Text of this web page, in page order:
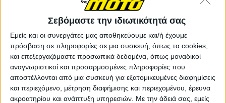
Σεβόμαστε την ιδιωτικότητά σας
Εμείς και οι συνεργάτες μας αποθηκεύουμε και/ή έχουμε
πρόσβαση σε πληροφορίες σε μια συσκευή, όπως τα cookies,
και επεξεργαζόμαστε προσωπικά δεδομένα, όπως μοναδικοί
αναγνωριστικοί και προσαρμοσμένες πληροφορίες που
αποστέλλονται από μια συσκευή για εξατομικευμένες διαφημίσεις
και περιεχόμενο, μέτρηση διαφήμισης και περιεχομένου, έρευνα
ακροατηρίου και ανάπτυξη υπηρεσιών. Με την άδειά σας, εμείς